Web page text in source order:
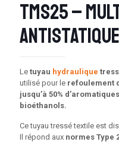
TMS25 –
Antistatique
Le tuyau hydraulique
utilisé pour le refoulement
jusqu’à 50%
bioéthanols.
Ce tuyau tressé textile est
Il répond aux normes Type